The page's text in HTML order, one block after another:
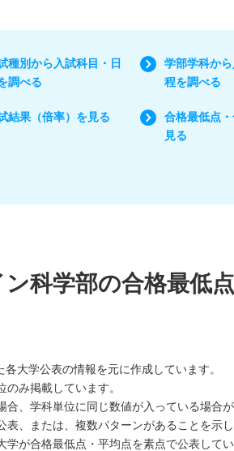
種別から入試科目・日
調べる
学部学科か
程を調べる
結果（倍率）を見る
合格最低点
見る
科学部の合格最低
各大学公表の情報を元に作成しています。
み掲載しています。
、学科単位に同じ数値が入っている場合が
、または、複数パターンがあることを示し
学が合格最低点・平均点を素点で公表して